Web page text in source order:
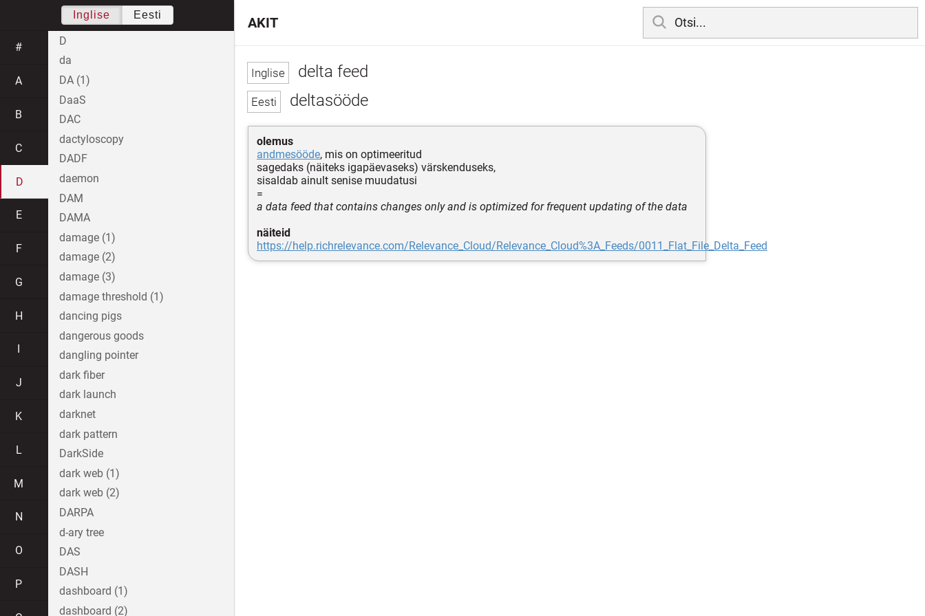
delta feed
deltasööde
olemus
andmesööde, mis on optimeeritud
sagedaks (näiteks igapäevaseks) värskenduseks,
sisaldab ainult senise muudatusi
=
a data feed that contains changes only and is optimized for frequent updating of the data
näiteid
https://help.richrelevance.com/Relevance_Cloud/Relevance_Cloud%3A_Feeds/0011_Flat_File_Delta_Feed
AKIT
Inglise Eesti
#
A
B
C
D
E
F
G
H
J
K
L
M
N
O
P
D
da
DA (1)
DaaS
DAC
dactyloscopy
DADF
daemon
DAM
DAMA
damage (1)
damage (2)
damage (3)
damage threshold (1)
dancing pigs
dangerous goods
dangling pointer
dark fiber
dark launch
darknet
dark pattern
DarkSide
dark web (1)
dark web (2)
DARPA
d-ary tree
DAS
DASH
dashboard (1)
dashboard (2)